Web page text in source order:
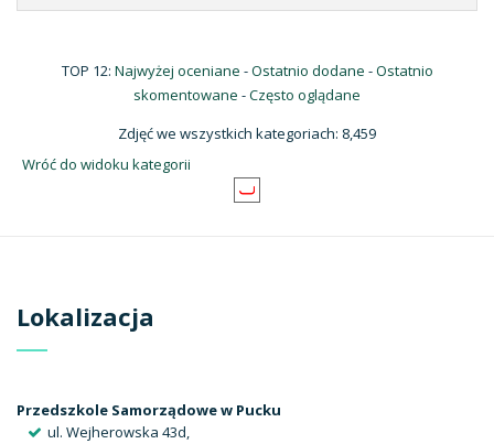
TOP 12: Najwyżej oceniane -Ostatnio dodane -Ostatnio
skomentowane -Często oglądane
Zdjęć we wszystkich kategoriach: 8,459
Wróć do widoku kategorii
Lokalizacja
Przedszkole Samorządowe w Pucku
ul. Wejherowska 43d,